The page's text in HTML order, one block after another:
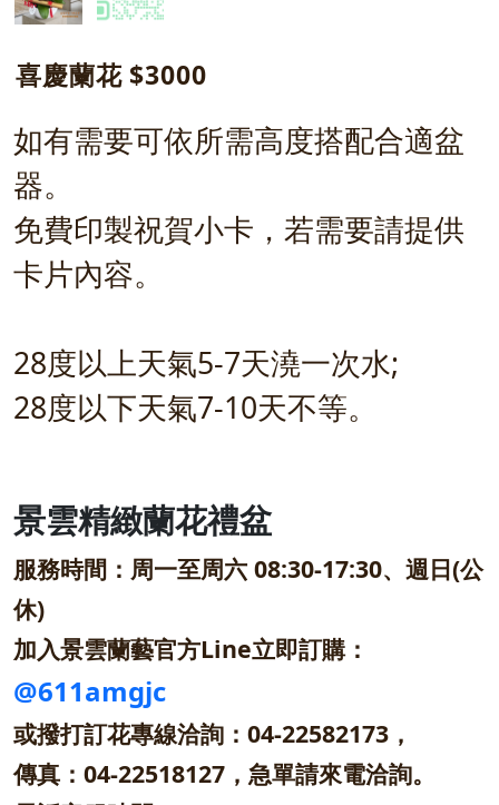
喜慶蘭花 $3000
如有需要可依所需高度搭配合適盆
器。
免費印製祝賀小卡，若需要請提供
卡片內容。
28度以上天氣5-7天澆一次水;
28度以下天氣7-10天不等。
景雲精緻蘭花禮盆
服務時間：周一至周六 08:30-17:30、週日(公
休)
加入景雲蘭藝官方Line立即訂購：
@611amgjc
或撥打訂花專線洽詢：04-22582173，
傳真：04-22518127，急單請來電洽詢。